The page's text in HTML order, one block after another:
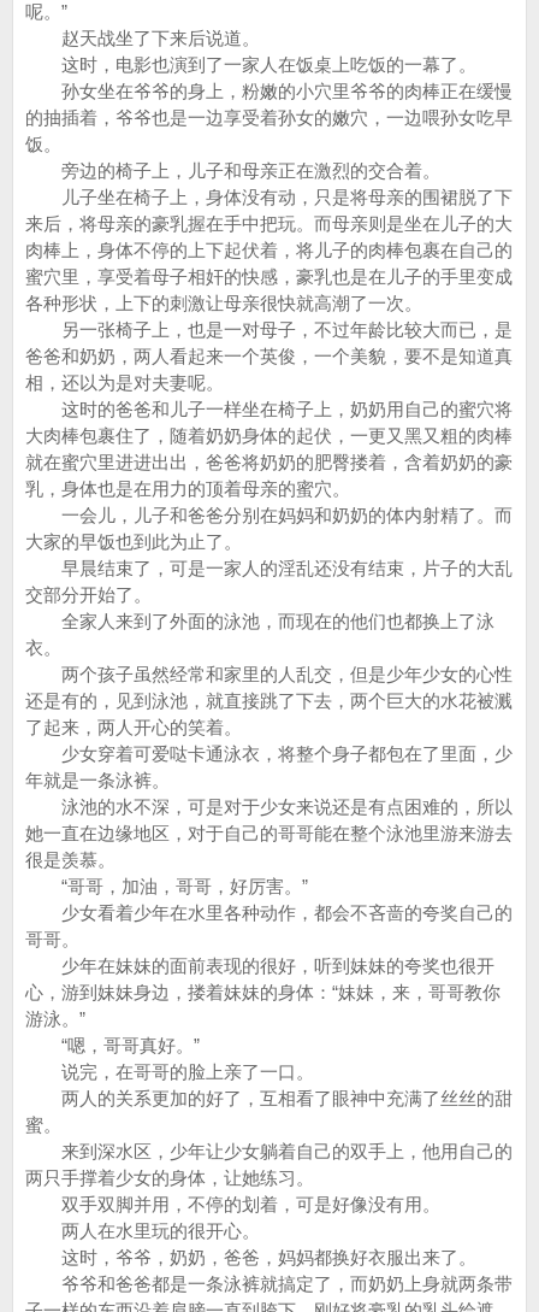
呢。”
赵天战坐了下来后说道。
这时，电影也演到了一家人在饭桌上吃饭的一幕了。
孙女坐在爷爷的身上，粉嫩的小穴里爷爷的肉棒正在缓慢
的抽插着，爷爷也是一边享受着孙女的嫩穴，一边喂孙女吃早
饭。
旁边的椅子上，儿子和母亲正在激烈的交合着。
儿子坐在椅子上，身体没有动，只是将母亲的围裙脱了下
来后，将母亲的豪乳握在手中把玩。而母亲则是坐在儿子的大
肉棒上，身体不停的上下起伏着，将儿子的肉棒包裹在自己的
蜜穴里，享受着母子相奸的快感，豪乳也是在儿子的手里变成
各种形状，上下的刺激让母亲很快就高潮了一次。
另一张椅子上，也是一对母子，不过年龄比较大而已，是
爸爸和奶奶，两人看起来一个英俊，一个美貌，要不是知道真
相，还以为是对夫妻呢。
这时的爸爸和儿子一样坐在椅子上，奶奶用自己的蜜穴将
大肉棒包裹住了，随着奶奶身体的起伏，一更又黑又粗的肉棒
就在蜜穴里进进出出，爸爸将奶奶的肥臀搂着，含着奶奶的豪
乳，身体也是在用力的顶着母亲的蜜穴。
一会儿，儿子和爸爸分别在妈妈和奶奶的体内射精了。而
大家的早饭也到此为止了。
早晨结束了，可是一家人的淫乱还没有结束，片子的大乱
交部分开始了。
全家人来到了外面的泳池，而现在的他们也都换上了泳
衣。
两个孩子虽然经常和家里的人乱交，但是少年少女的心性
还是有的，见到泳池，就直接跳了下去，两个巨大的水花被溅
了起来，两人开心的笑着。
少女穿着可爱哒卡通泳衣，将整个身子都包在了里面，少
年就是一条泳裤。
泳池的水不深，可是对于少女来说还是有点困难的，所以
她一直在边缘地区，对于自己的哥哥能在整个泳池里游来游去
很是羡慕。
“哥哥，加油，哥哥，好厉害。”
少女看着少年在水里各种动作，都会不吝啬的夸奖自己的
哥哥。
少年在妹妹的面前表现的很好，听到妹妹的夸奖也很开
心，游到妹妹身边，搂着妹妹的身体：“妹妹，来，哥哥教你
游泳。”
“嗯，哥哥真好。”
说完，在哥哥的脸上亲了一口。
两人的关系更加的好了，互相看了眼神中充满了丝丝的甜
蜜。
来到深水区，少年让少女躺着自己的双手上，他用自己的
两只手撑着少女的身体，让她练习。
双手双脚并用，不停的划着，可是好像没有用。
两人在水里玩的很开心。
这时，爷爷，奶奶，爸爸，妈妈都换好衣服出来了。
爷爷和爸爸都是一条泳裤就搞定了，而奶奶上身就两条带